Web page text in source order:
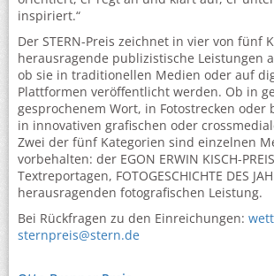
inspiriert.“
Der STERN-Preis zeichnet in vier von fünf
herausragende publizistische Leistungen
ob sie in traditionellen Medien oder auf
Plattformen veröffentlicht werden. Ob in
gesprochenem Wort, in Fotostrecken oder
in innovativen grafischen oder
Zwei der fünf Kategorien sind einzelnen
vorbehalten: der EGON ERWIN KISCH-
Textreportagen, FOTOGESCHICHTE DES
herausragenden fotografischen Leistung.
Bei Rückfragen zu den Einreichungen:
sternpreis@stern.de